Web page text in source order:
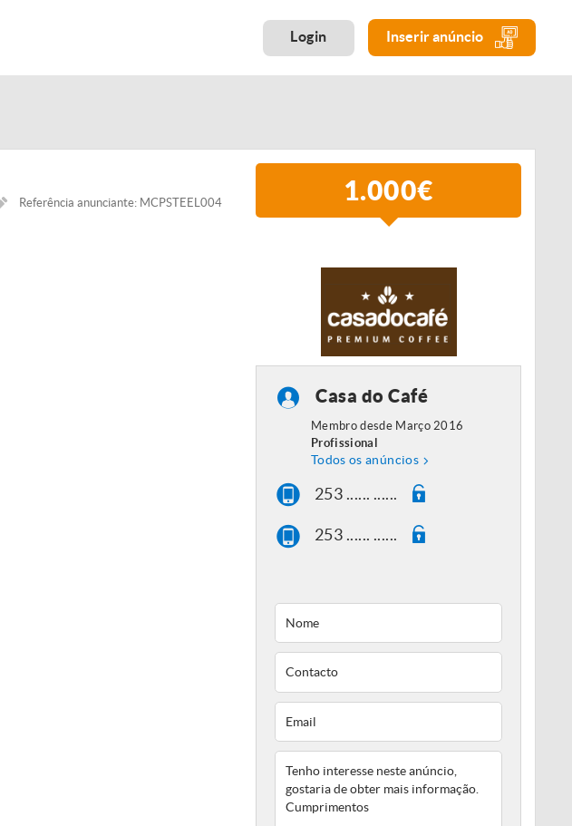
Login Inserir anúncio
Referência anunciante: MCPSTEEL004 1.000€
Casa do Café
Membro desde Março 2016
Profissional
Todos os anúncios
253 ...... ......
253 ...... ......